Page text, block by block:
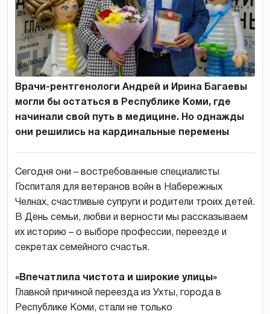
Врачи-рентгенологи Андрей и Ирина Багаевы
могли бы остаться в Республике Коми, где
начинали свой путь в медицине. Но однажды
они решились на кардинальные перемены
Сегодня они – востребованные специалисты
Госпиталя для ветеранов войн в Набережных
Челнах, счастливые супруги и родители троих детей.
В День семьи, любви и верности мы рассказываем
их историю – о выборе профессии, переезде и
секретах семейного счастья.
«Впечатлила чистота и широкие улицы»
Главной причиной переезда из Ухты, города в
Республике Коми, стали не только